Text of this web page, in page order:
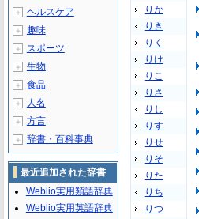
りか
りき
りく
りけ
りこ
りさ
りし
りす
りせ
りそ
りた
りち
りつ
＋ ヘルスケア
＋ 趣味
＋ スポーツ
＋ 生物
＋ 食品
＋ 人名
＋ 方言
＋ 辞書・百科事典
最近追加された辞書
Weblio実用類語辞典
Weblio実用英語辞典